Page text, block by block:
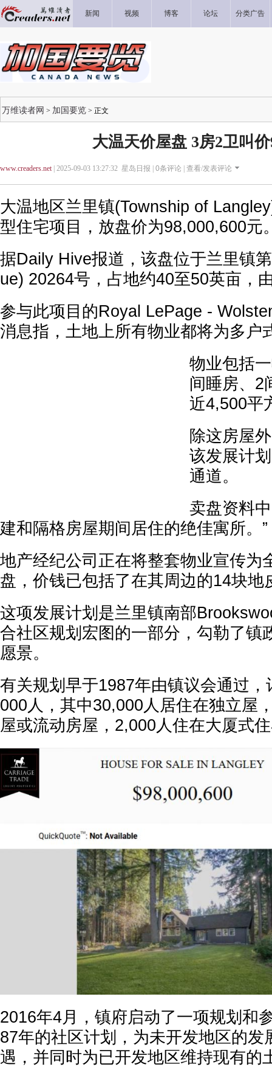
新闻 视频 博客 论坛 分类广告
万维读者网 > 加国要览 > 正文
大温天价屋盘 3房2卫叫
www.creaders.net| 2025-09-03 13:27:32 星岛日报 | 0条评论 | 查看/发表评论
大温地区兰里镇(Township of
型住宅项目，放盘价为98,000,600元
据Daily Hive报道，该盘位于兰里镇
ue) 20264号，占地约40至50英亩，
参与此项目的Royal LePage -
消息指，土地上所有物业都将为多户
物业包括
间睡房、2
近4,500平
除这房屋
该发展计
通道。
卖盘资料
建和隔格房屋期间居住的绝佳寓所。”
地产经纪公司正在将整套物业宣传为
盘，价钱已包括了在其周边的14块地
这项发展计划是兰里镇南部
合社区规划宏图的一部分，勾勒了镇
愿景。
有关规划早于1987年由镇议会通过
000人，其中30,000人居住在独立屋
屋或流动房屋，2,000人住在大厦式
2016年4月，镇府启动了一项规划和
87年的社区计划，为未开发地区的发
遇，并同时为已开发地区维持现有的